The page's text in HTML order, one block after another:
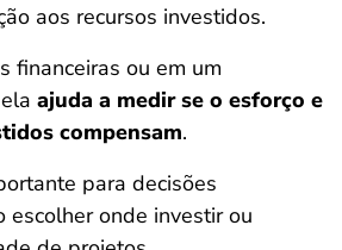
aos recursos investidos.
financeiras ou em um
ajuda a medir se o esforço e
compensam.
para decisões
escolher onde investir ou